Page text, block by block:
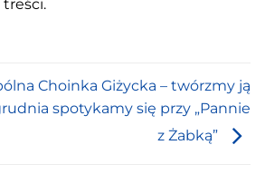
Choinka Giżycka – twórzmy ją
spotykamy się przy „Pannie
z Żabką”